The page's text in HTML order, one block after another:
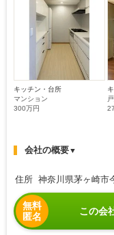
キッチン・台所
マンション
300万円
会社の概要▼
住所 神奈川県茅ヶ崎市
無料
匿名
この会